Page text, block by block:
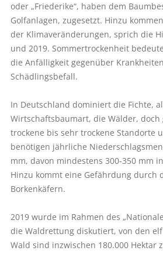
oder „Friederike“, haben dem
Golf­anlagen, zugesetzt. Hinzu
der Klimaveränderungen, sprich die
und 2019. Sommertrockenheit
die Anfälligkeit gegenüber
Schädlingsbefall.
In Deutschland dominiert die Fichte,
Wirtschaftsbaumart, die Wälder,
trockene bis sehr trockene Standorte
benötigen jährliche
mm, davon mindestens 300-350 mm
Hinzu kommt eine Gefährdung durch
Borkenkäfern.
2019 wurde im Rahmen des
die Waldrettung diskutiert, von den
Wald sind inzwischen 180.000 Hektar